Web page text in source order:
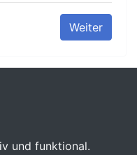
Weiter
und funktional.